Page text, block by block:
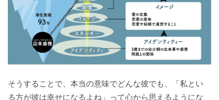
そうすることで、本当の意味でどんな彼でも、「私とい
る方が彼は幸せになるよね」って心から思えるようにな